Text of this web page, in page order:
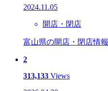
2024.11.05
開店・閉店
富山県の開店・閉店情
2
313,133 Views